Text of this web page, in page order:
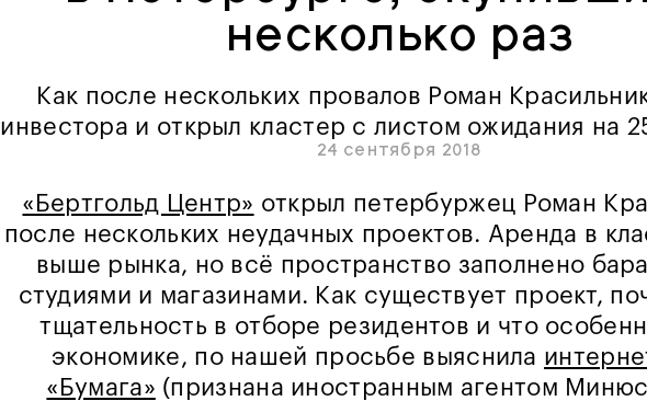
несколько раз
Как после нескольких провалов Роман
инвестора и открыл кластер с листом ожидания на
24 сентября 2018
«Бертгольд Центр» открыл петербуржец Роман
после нескольких неудачных проектов. Аренда в
выше рынка, но всё пространство заполнено
студиями и магазинами. Как существует проект,
тщательность в отборе резидентов и что
экономике, по нашей просьбе выяснила
«Бумага» (признана иностранным агентом